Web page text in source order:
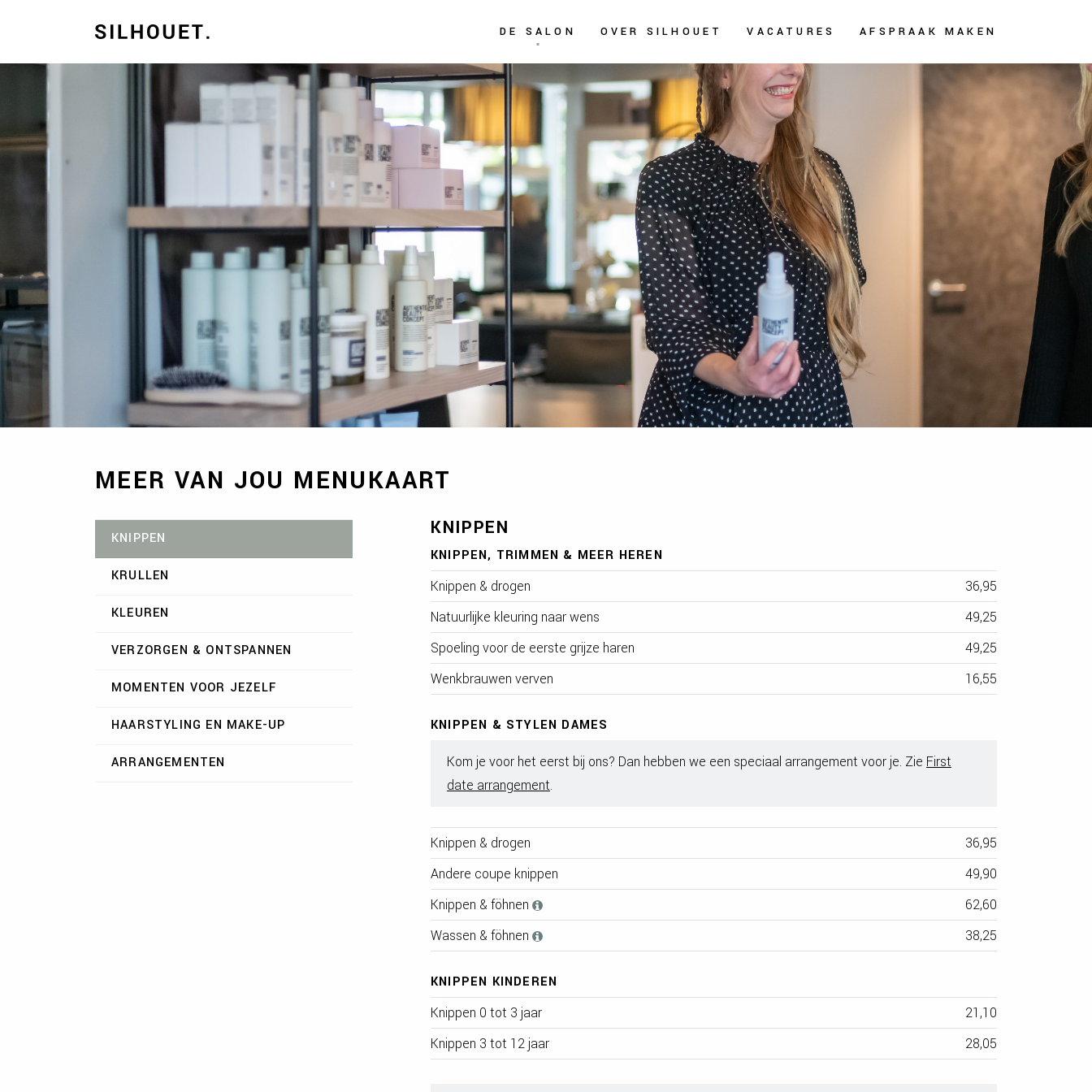
DE SALON OVER SILHOUET VACATURES AFSPRAAK MAKEN
MEER VAN JOU MENUKAART
KNIPPEN
KRULLEN
KLEUREN
VERZORGEN & ONTSPANNEN
MOMENTEN VOOR JEZELF
HAARSTYLING EN MAKE-UP
ARRANGEMENTEN
KNIPPEN
KNIPPEN, TRIMMEN & MEER HEREN
Knippen & drogen
36,95
Natuurlijke kleuring naar wens
49,25
Spoeling voor de eerste grijze haren
49,25
Wenkbrauwen verven
16,55
KNIPPEN & STYLEN DAMES
Kom je voor het eerst bij ons? Dan hebben we een speciaal arrangement voor je. Zie First
date arrangement.
Knippen & drogen
36,95
Andere coupe knippen
49,90
Knippen & föhnen
62,60
Wassen & föhnen
38,25
KNIPPEN KINDEREN
Knippen 0 tot 3 jaar
21,10
Knippen 3 tot 12 jaar
28,05